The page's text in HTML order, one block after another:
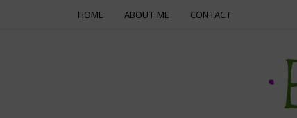
HOME ABOUT ME CONTACT